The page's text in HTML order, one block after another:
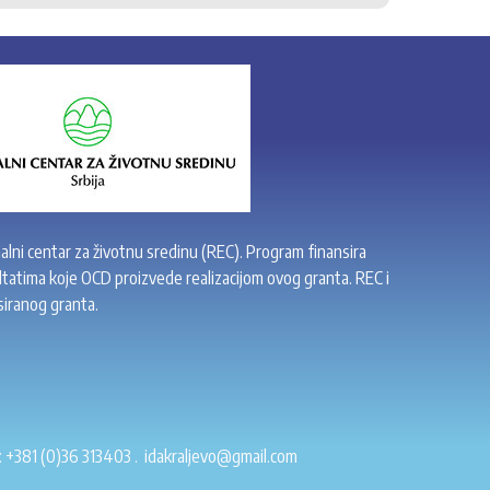
centar za životnu sredinu (REC). Program finansira
koje OCD proizvede realizacijom ovog granta. REC i
granta.
+381 (0)36 313403 . idakraljevo@gmail.com